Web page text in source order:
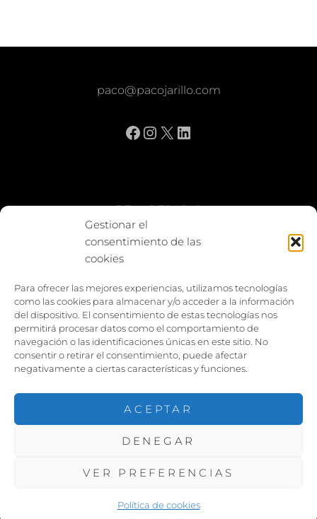
Gestionar el
consentimiento de las
cookies
Para ofrecer las mejores experiencias, utilizamos tecnologías
como las cookies para almacenar y/o acceder a la información
del dispositivo. El consentimiento de estas tecnologías nos
permitirá procesar datos como el comportamiento de
navegación o las identificaciones únicas en este sitio. No
consentir o retirar el consentimiento, puede afectar
negativamente a ciertas características y funciones.
ACEPTAR
DENEGAR
VER PREFERENCIAS
Política de cookies
paco@pacojarillo.com
Facebook
Instagram
X LinkedIn
BE vs REBAJAS
Entes
Capturar y compartir
Vía larga
DERECHOS RESERVADOS. |